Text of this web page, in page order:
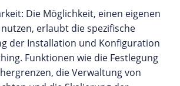
Die Möglichkeit, einen eigenen
erlaubt die spezifische
der Installation und Konfiguration
Funktionen wie die Festlegung
die Verwaltung von